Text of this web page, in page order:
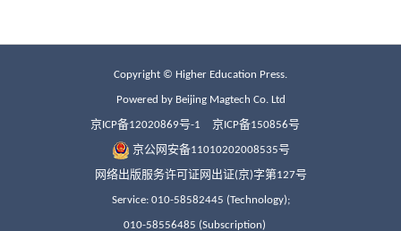
Copyright © Higher Education Press.
Powered by Beijing Magtech Co. Ltd
京ICP备12020869号-1 京ICP备150856号
京公网安备11010202008535号
网络出版服务许可证网出证(京)字第127号
Service: 010-58582445 (Technology);
010-58556485 (Subscription)